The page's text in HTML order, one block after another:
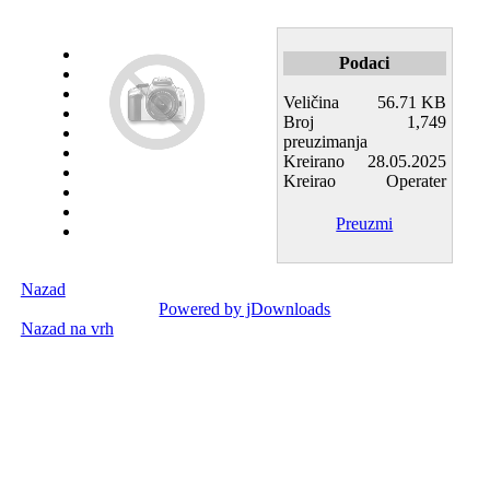
Podaci
Veličina
56.71 KB
Broj
preuzimanja
1,749
Kreirano
28.05.2025
Kreirao
Operater
Preuzmi
Nazad
Powered by jDownloads
Nazad na vrh